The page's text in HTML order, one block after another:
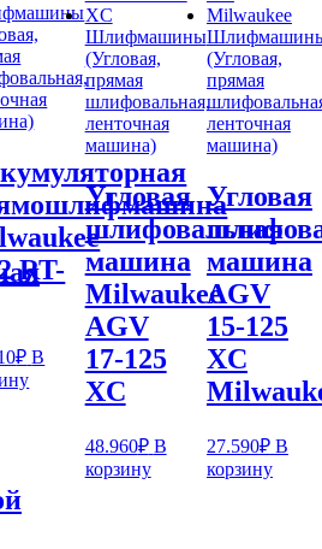
RT-
₽ В
Шлифмашины
(Угловая,
прямая
шлифовальная,
ленточная
машина)
Угловая
шлифовальная
машина
Milwaukee
AGV
17-125
XC
48.960₽ В
корзину
(Угловая,
прямая
ленточная
машина)
Угловая
машина
AGV
15-125
XC
27.590₽ В
корзину